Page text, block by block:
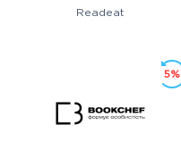
Readeat
5%